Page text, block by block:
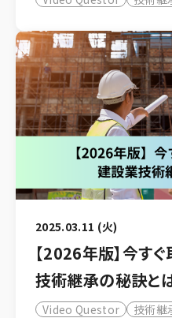
2025.03.11 (火)
【2026年版】今す
技術継承の秘訣と
Video Questor 技術継